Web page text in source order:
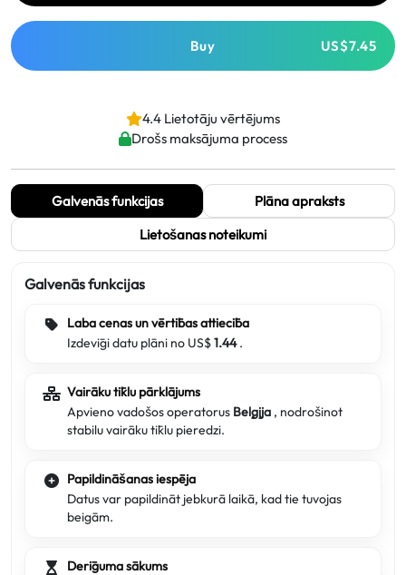
Buy US$7.45
4.4 Lietotāju vērtējums
Drošs maksājuma process
Galvenās funkcijas
Plāna apraksts
Lietošanas noteikumi
Galvenās funkcijas
Laba cenas un vērtības attiecība
Izdevīgi datu plāni no US$1.44.
Vairāku tīklu pārklājums
Apvieno vadošos operatorus Beļģija , nodrošinot
stabilu vairāku tīklu pieredzi.
Papildināšanas iespēja
Datus var papildināt jebkurā laikā, kad tie tuvojas
beigām.
Derīguma sākums